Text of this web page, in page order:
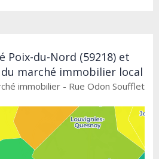
Poix-du-Nord (59218) et
marché immobilier local
immobilier - Rue Odon Soufflet